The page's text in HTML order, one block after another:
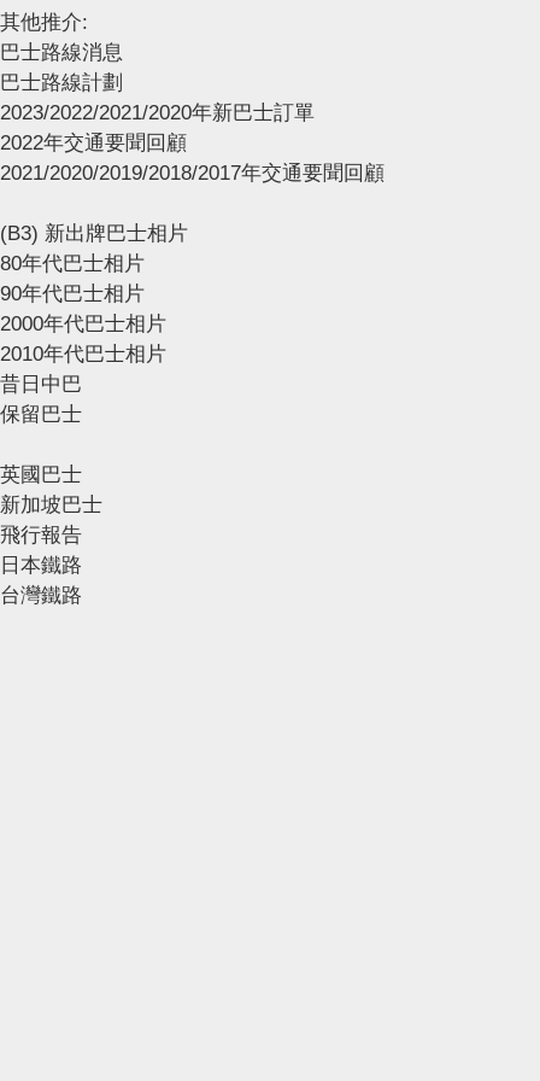
其他推介:
巴士路線消息
巴士路線計劃
2023/2022/2021/2020年新巴士訂單
2022年交通要聞回顧
2021/2020/2019/2018/2017年交通要聞回顧
(B3) 新出牌巴士相片
80年代巴士相片
90年代巴士相片
2000年代巴士相片
2010年代巴士相片
昔日中巴
保留巴士
英國巴士
新加坡巴士
飛行報告
日本鐵路
台灣鐵路